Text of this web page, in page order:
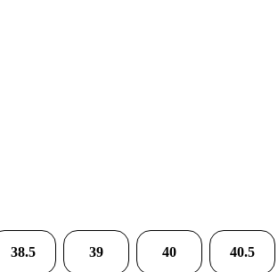
38.5 39 40 40.5